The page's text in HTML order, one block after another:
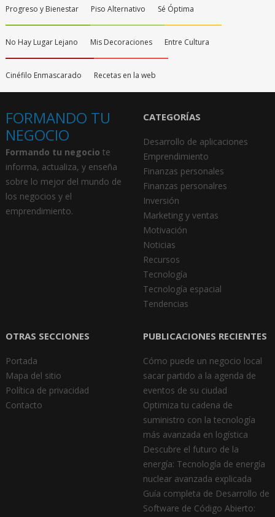
Progreso y Bienestar Piso Alternativo Sé Óptima
No Hay Lugar Lejano Mis Decoraciones Entre Cultura
Cinéfilo Enmascarado Recetas en la web
FORMANDO TU
NEGOCIO
Formando tu negocio te
informa, actualiza, y enseña
sobre lo mejor del mundo de
los negocios y el
emprendimiento.
CATEGORÍAS
Desarrollo de aplicaciones
Emprendimiento
Finanzas personales
Finanzas personalres
Inversión
Marketing y ventas
Motivación
Noticias
Recursos
Tecnología
Tecnología espacial
Tendencias
OTRAS SECCIONES
Portada
Mapa del sitio
Política de privacidad
Contacto
PUBLICACIONES RECIENTES
Cómo puede un negocio local
sacar partido a la agenda de
eventos de su ciudad
Optimiza tu cadena de
suministro con la tecnología
más avanzada en logística
Descubre el futuro de la
energía: Tecnología de energía
nuclear avanzada explicada
Guía completa de Desarrollo de
Software de Código Abierto: